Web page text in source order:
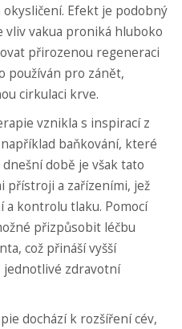
Efekt je podobný
vliv vakua proniká hluboko
přirozenou regeneraci
používán pro zánět,
cirkulaci krve.
vznikla s inspirací z
baňkování, které
době je však tato
přístroji a zařízeními, jež
a kontrolu tlaku. Pomocí
přizpůsobit léčbu
což přináší vyšší
zdravotní
dochází k rozšíření cév,